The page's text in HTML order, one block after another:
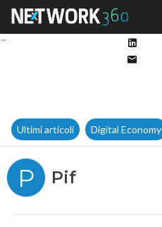
Ultimi articoli Digital Economy
P Pif